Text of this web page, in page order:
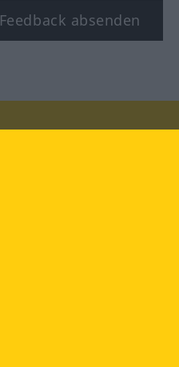
Feedback absenden